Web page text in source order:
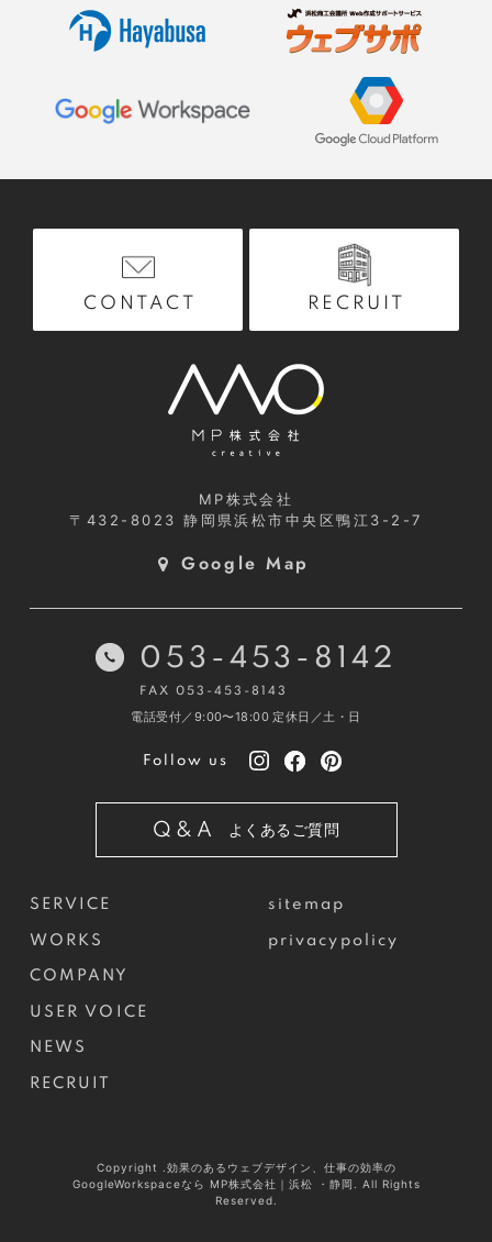
CONTACT RECRUIT
MP株式会社
〒432-8023静岡県浜松市中央区鴨江3-2-7
Google Map
SERVICE
WORKS
COMPANY
USER VOICE
NEWS
RECRUIT
sitemap
privacypolicy
053-453-8142
FAX 053-453-8143
電話受付／9:00〜18:00 定休日／土・日
Follow us
Q&A よくあるご質問
Copyright .効果のあるウェブデザイン、仕事の効率の
GoogleWorkspaceなら MP株式会社｜浜松 ・静岡. All Rights
Reserved.